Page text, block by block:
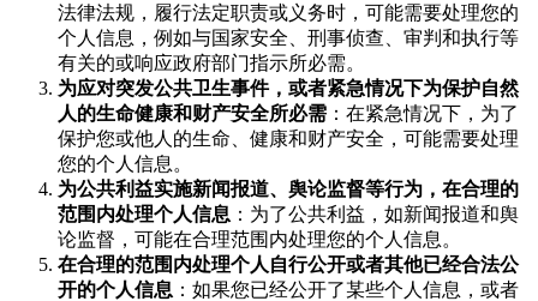
法律法规，履行法定职责或义务时，可能需要处理您的
个人信息，例如与国家安全、刑事侦查、审判和执行等
有关的或响应政府部门指示所必需。
为应对突发公共卫生事件，或者紧急情况下为保护自然
人的生命健康和财产安全所必需 ：在紧急情况下，为了
保护您或他人的生命、健康和财产安全，可能需要处理
您的个人信息。
为公共利益实施新闻报道、舆论监督等行为，在合理的
范围内处理个人信息 ：为了公共利益，如新闻报道和舆
论监督，可能在合理范围内处理您的个人信息。
在合理的范围内处理个人自行公开或者其他已经合法公
开的个人信息 ：如果您已经公开了某些个人信息，或者